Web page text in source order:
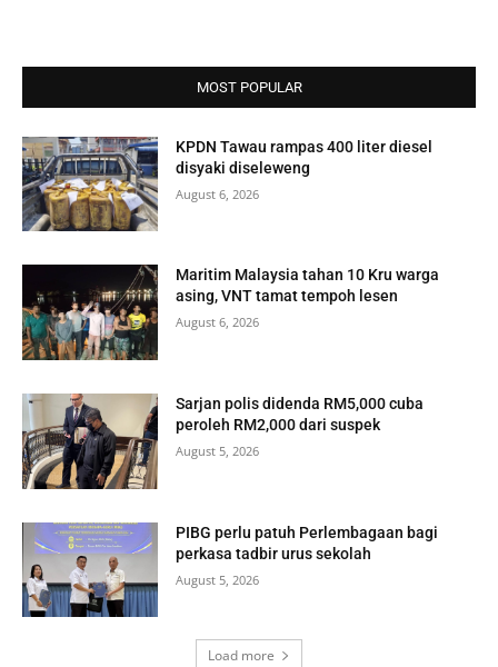
MOST POPULAR
KPDN Tawau rampas 400 liter diesel
disyaki diseleweng
August 6, 2026
Maritim Malaysia tahan 10 Kru warga
asing, VNT tamat tempoh lesen
August 6, 2026
Sarjan polis didenda RM5,000 cuba
peroleh RM2,000 dari suspek
August 5, 2026
PIBG perlu patuh Perlembagaan bagi
perkasa tadbir urus sekolah
August 5, 2026
Load more